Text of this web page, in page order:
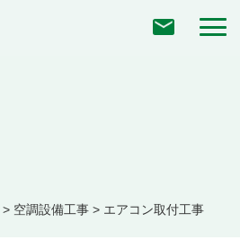
> 空調設備工事 > エアコン取付工事